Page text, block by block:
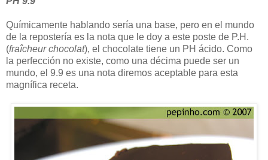
Químicamente hablando sería una base, pero en el mundo
de la repostería es la nota que le doy a este poste de P.H.
(fraîcheur chocolat), el chocolate tiene un PH ácido. Como
la perfección no existe, como una décima puede ser un
mundo, el 9.9 es una nota diremos aceptable para esta
magnífica receta.